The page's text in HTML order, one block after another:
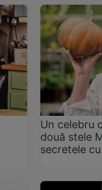
Un celebru
două stele
secretele